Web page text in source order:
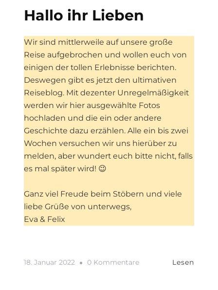
Hallo ihr Lieben
Wir sind mittlerweile auf unsere große
Reise aufgebrochen und wollen euch von
einigen der tollen Erlebnisse berichten.
Deswegen gibt es jetzt den ultimativen
Reiseblog. Mit dezenter Unregelmäßigkeit
werden wir hier ausgewählte Fotos
hochladen und die ein oder andere
Geschichte dazu erzählen. Alle ein bis zwei
Wochen versuchen wir uns hierüber zu
melden, aber wundert euch bitte nicht, falls
es mal später wird! 😉
Ganz viel Freude beim Stöbern und viele
liebe Grüße von unterwegs,
Eva & Felix
18. Januar 2022 0 KommentareZu
Lesen